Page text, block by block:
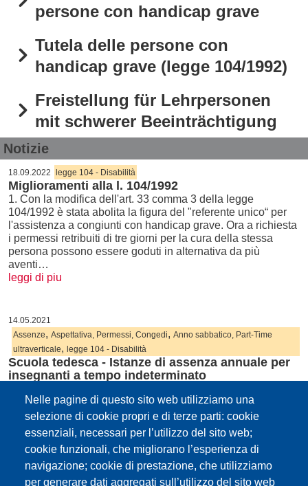
Nelle pagine di questo sito web utilizziamo una
selezione di cookie propri e di terze parti: cookie
essenziali, necessari per l’utilizzo del sito web;
cookie funzionali, che migliorano l’esperienza di
navigazione; cookie di prestazione, che utilizziamo
per generare dati aggregati sull’utilizzo del sito web
persone con handicap grave
Tutela delle persone con
handicap grave (legge 104/1992)
Freistellung für Lehrpersonen
mit schwerer Beeinträchtigung
Notizie
18.09.2022 legge 104 - Disabilità
Miglioramenti alla l. 104/1992
1. Con la modifica dell'art. 33 comma 3 della legge
104/1992 è stata abolita la figura del "referente unico“ per
l'assistenza a congiunti con handicap grave. Ora a richiesta
i permessi retribuiti di tre giorni per la cura della stessa
persona possono essere goduti in alternativa da più
aventi…
leggi di piu
14.05.2021
Assenze, Aspettativa, Permessi, Congedi, Anno sabbatico, Part-Time
ultraverticale, legge 104 - Disabilità
Scuola tedesca - Istanze di assenza annuale per
insegnanti a tempo indeterminato
le istanze per le tipologie di assenza sottoelencate possono
essere proposte alla Dirigenza della scuola di servizio entro
venerdì 21 maggio 2021: - Anno sabbatico in caso di tempo
parziale biennale e in caso di articolazione pluriennale…
leggi di piu